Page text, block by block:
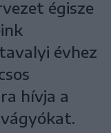
égisze
évhez
hívja a